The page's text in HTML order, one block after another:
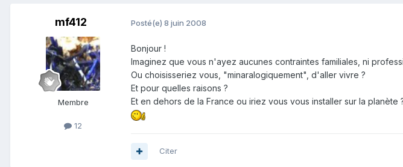
mf412
Membre
12
Posté(e) 8 juin 2008
Bonjour !
Imaginez que vous n'ayez aucunes contraintes familiales, ni
Ou choisisseriez vous, "minaralogiquement", d'aller vivre ?
Et pour quelles raisons ?
Et en dehors de la France ou iriez vous vous installer sur la planète
Citer